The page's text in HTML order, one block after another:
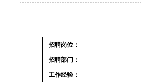
招聘岗位：
招聘部门：
工作经验：